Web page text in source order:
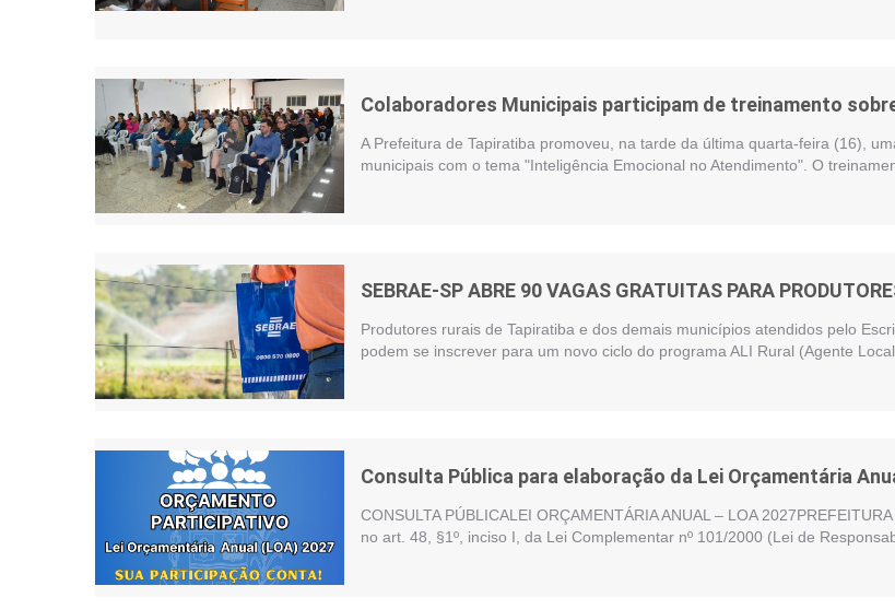
Colaboradores Municipais participam de treinamento
A Prefeitura de Tapiratiba promoveu, na tarde da última quarta-feira (16),
municipais com o tema "Inteligência Emocional no Atendimento". O
SEBRAE-SP ABRE 90 VAGAS GRATUITAS PARA
Produtores rurais de Tapiratiba e dos demais municípios atendidos pelo
podem se inscrever para um novo ciclo do programa ALI Rural (Agente
Consulta Pública para elaboração da Lei Orçamentária
CONSULTA PÚBLICALEI ORÇAMENTÁRIA ANUAL – LOA
no art. 48, §1º, inciso I, da Lei Complementar nº 101/2000 (Lei de